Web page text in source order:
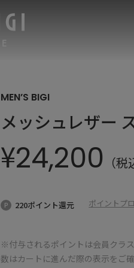
MEN’S BIGI
メッシュレザー
¥24,200 （税
220ポイント還元 ポイントプ
※付与されるポイントは会員クラ
数はカートに進んだ際の表示をご